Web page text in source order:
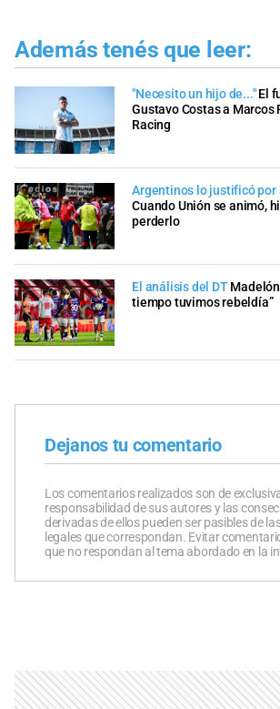
Además tenés que leer:
"Necesito un hijo de..." El
Gustavo Costas a Marcos
Racing
Argentinos lo justificó por
Cuando Unión se animó,
perderlo
El análisis del DT
tiempo tuvimos rebeldía”
Dejanos tu comentario
Los comentarios realizados son de
responsabilidad de sus autores y las
derivadas de ellos pueden ser pasibles de
legales que correspondan. Evitar
que no respondan al tema abordado en la